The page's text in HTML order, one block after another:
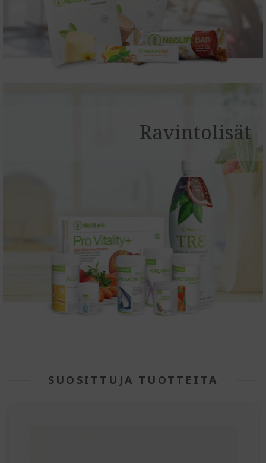
Ravintolisät
SUOSITTUJA TUOTTEITA